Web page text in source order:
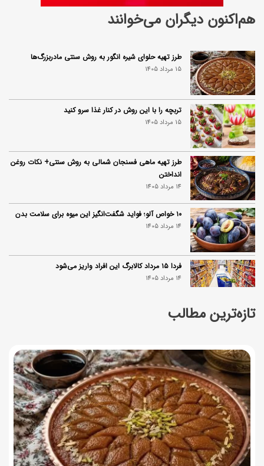
تازه‌ترین مطالب
هم‌اکنون دیگران می‌خوانند
طرز تهیه حلوای شیره انگور به روش سنتی مادربزرگ‌ها
15 مرداد 1405
تربچه را با این روش در کنار غذا سرو کنید
15 مرداد 1405
طرز تهیه ماهی فسنجان شمالی به روش سنتی+ نکات روغن
انداختن
14 مرداد 1405
۱۰ خواص آلو؛ فواید شگفت‌انگیز این میوه برای سلامت بدن
14 مرداد 1405
فردا ۱۵ مرداد کالابرگ این افراد واریز می‌شود
14 مرداد 1405
زمان شارژ کالابرگ تغییر کرد؛ جزئیات برنامه جدید واریز اعتبار
توصیه‌های مهم برای دفع انواع حشرات در خانه
14 مرداد 1405
طرز تهیه آلبالو شور خانگی؛ خوش‌رنگ و بدون کپک
14 مرداد 1405